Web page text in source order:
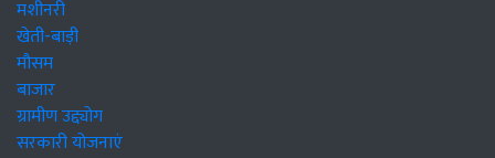
मशीनरी
खेती-बाड़ी
मौसम
बाजार
ग्रामीण उद्द्योग
सरकारी योजनाएं